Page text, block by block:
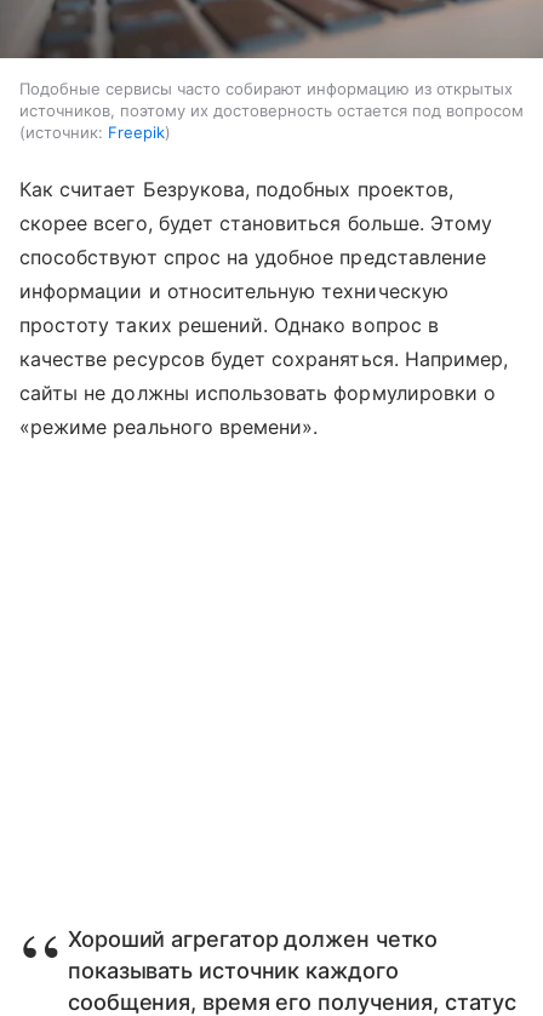
Подобные сервисы часто собирают информацию из открытых
источников, поэтому их достоверность остается под вопросом
источник: Freepik
Как считает Безрукова, подобных проектов,
скорее всего, будет становиться больше. Этому
способствуют спрос на удобное представление
информации и относительную техническую
простоту таких решений. Однако вопрос в
качестве ресурсов будет сохраняться. Например,
сайты не должны использовать формулировки о
«режиме реального времени».
Хороший агрегатор должен четко
показывать источник каждого
сообщения, время его получения, статус